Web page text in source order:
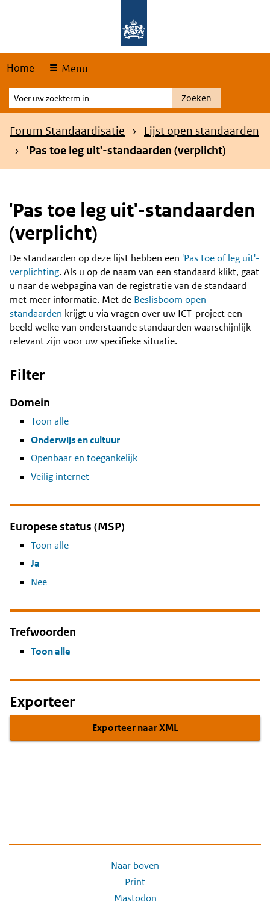
Home Menu
Voer
uw
zoekterm
Zoeken
Kruimelpad
Forum Standaardisatie
Lijst open standaarden
'Pas toe leg uit'-standaarden (verplicht)
'Pas toe leg uit'-standaarden
(verplicht)
Content
De standaarden op deze lijst hebben een 'Pas toe of leg uit'-
verplichting. Als u op de naam van een standaard klikt, gaat
u naar de webpagina van de registratie van de standaard
met meer informatie. Met de Beslisboom open
standaarden krijgt u via vragen over uw ICT-project een
beeld welke van onderstaande standaarden waarschijnlijk
relevant zijn voor uw specifieke situatie.
Filter
Domein
Toon alle
Onderwijs en cultuur
Openbaar en toegankelijk
Veilig internet
Europese status (MSP)
Toon alle
Ja
Nee
Trefwoorden
Toon alle
Exporteer
Exporteer naar XML
Naar boven
Print
Mastodon